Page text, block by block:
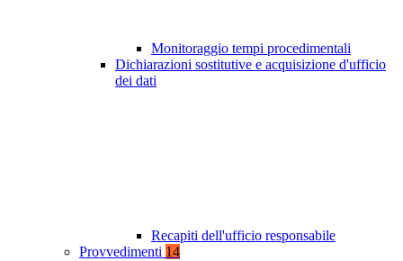
Monitoraggio tempi procedimentali
Dichiarazioni sostitutive e acquisizione d'ufficio
dei dati
Recapiti dell'ufficio responsabile
Provvedimenti 14